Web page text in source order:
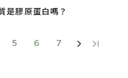
是膠原蛋白嗎？
5 6 7